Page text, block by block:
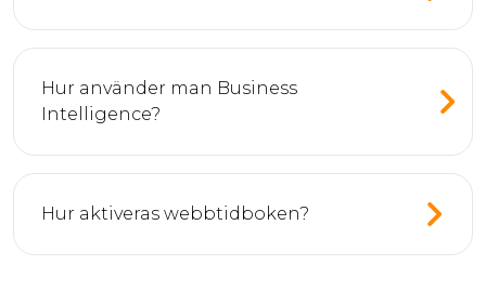
Hur använder man Business
Intelligence?
Hur aktiveras webbtidboken?